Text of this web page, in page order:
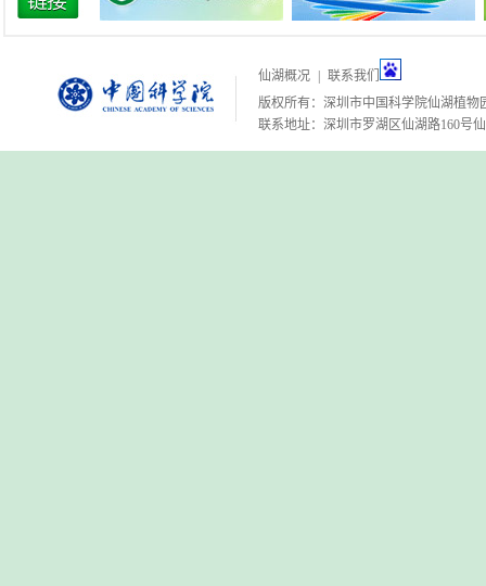
仙湖概况
联系我们
版权所有：深圳市中国科学院仙湖植物
联系地址：深圳市罗湖区仙湖路160号